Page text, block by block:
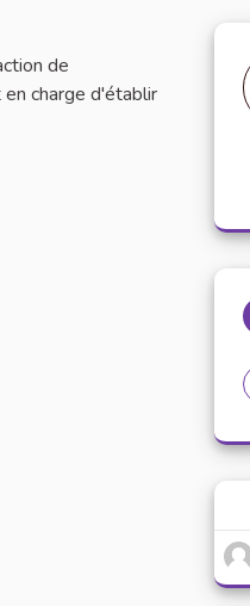
de
charge d'établir